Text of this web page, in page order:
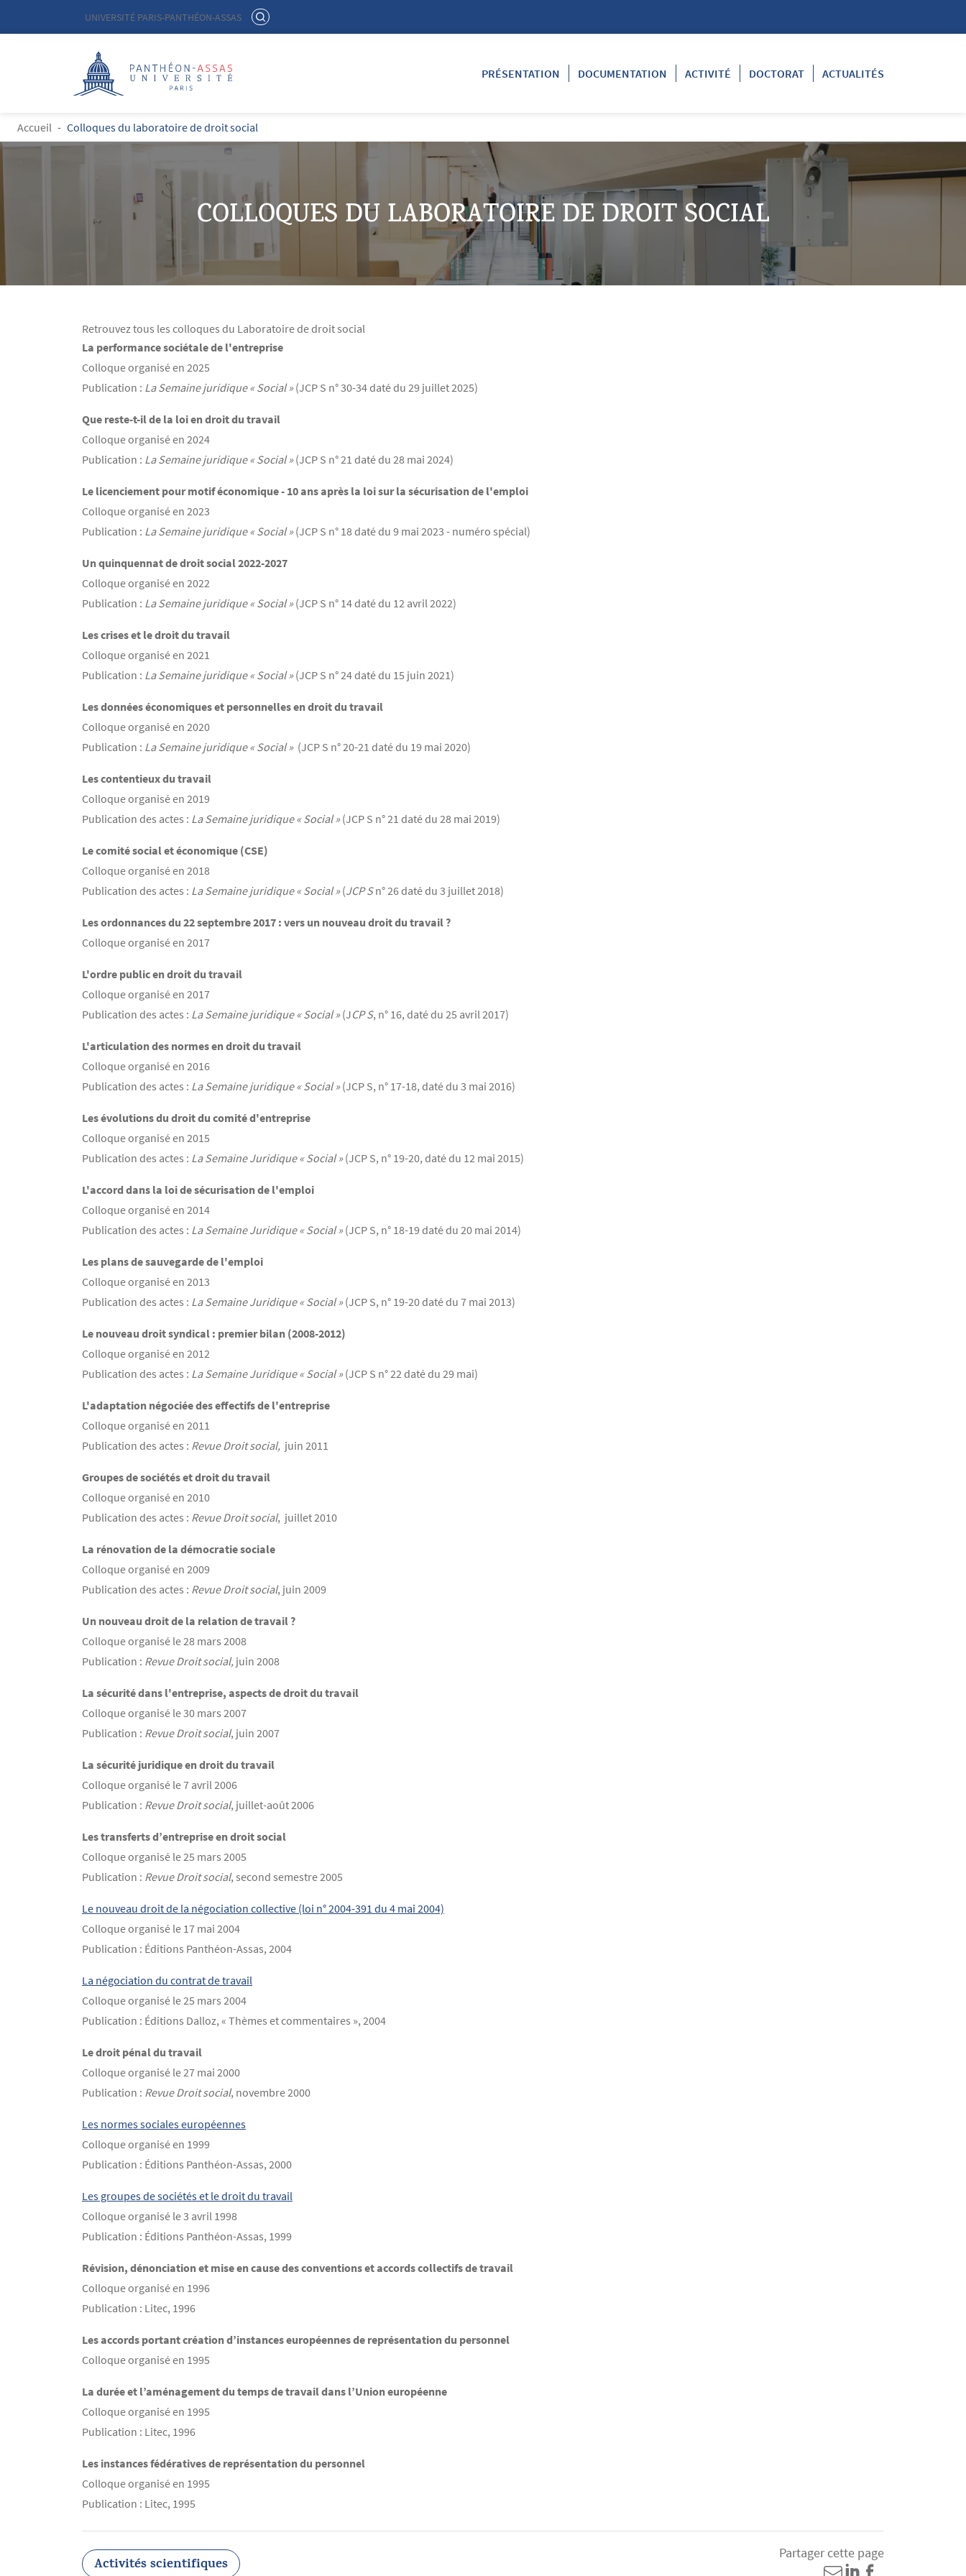
Aller au contenu principal
Menu liste site Custom EN
UNIVERSITÉ PARIS-PANTHÉON-ASSAS RECHERCHER
Logo
PRÉSENTATION
DOCUMENTATION ACTIVITÉ DOCTORAT ACTUALITÉS
FIL D'ARIANE
Accueil Colloques du laboratoire de droit social
COLLOQUES DU LABORATOIRE DE DROIT SOCIAL
Retrouvez tous les colloques du Laboratoire de droit social
Texte
La performance sociétale de l'entreprise
Colloque organisé en 2025
Publication : La Semaine juridique « Social »(JCP S n° 30-34 daté du 29 juillet 2025)
Que reste-t-il de la loi en droit du travail
Colloque organisé en 2024
Publication : La Semaine juridique « Social »(JCP S n° 21 daté du 28 mai 2024)
Le licenciement pour motif économique - 10 ans après la loi sur la sécurisation de l'emploi
Colloque organisé en 2023
Publication : La Semaine juridique « Social »(JCP S n° 18 daté du 9 mai 2023 - numéro spécial)
Un quinquennat de droit social 2022-2027
Colloque organisé en 2022
Publication : La Semaine juridique « Social »(JCP S n° 14 daté du 12 avril 2022)
Les crises et le droit du travail
Colloque organisé en 2021
Publication : La Semaine juridique « Social »(JCP S n° 24 daté du 15 juin 2021)
Les données économiques et personnelles en droit du travail
Colloque organisé en 2020
Publication : La Semaine juridique « Social » (JCP S n° 20-21 daté du 19 mai 2020)
Les contentieux du travail
Colloque organisé en 2019
Publication des actes : La Semaine juridique « Social »(JCP S n° 21 daté du 28 mai 2019)
Le comité social et économique (CSE)
Colloque organisé en 2018
Publication des actes : La Semaine juridique « Social »(JCP Sn° 26 daté du 3 juillet 2018)
Les ordonnances du 22 septembre 2017 : vers un nouveau droit du travail ?
Colloque organisé en 2017
L'ordre public en droit du travail
Colloque organisé en 2017
Publication des actes : La Semaine juridique « Social »(JCP S, n° 16, daté du 25 avril 2017)
L'articulation des normes en droit du travail
Colloque organisé en 2016
Publication des actes : La Semaine juridique « Social »(JCP S, n° 17-18, daté du 3 mai 2016)
Les évolutions du droit du comité d'entreprise
Colloque organisé en 2015
Publication des actes : La Semaine Juridique « Social »(JCP S, n° 19-20, daté du 12 mai 2015)
L'accord dans la loi de sécurisation de l'emploi
Colloque organisé en 2014
Publication des actes : La Semaine Juridique « Social »(JCP S, n° 18-19 daté du 20 mai 2014)
Les plans de sauvegarde de l'emploi
Colloque organisé en 2013
Publication des actes : La Semaine Juridique « Social »(JCP S, n° 19-20 daté du 7 mai 2013)
Le nouveau droit syndical : premier bilan (2008-2012)
Colloque organisé en 2012
Publication des actes : La Semaine Juridique « Social »(JCP S n° 22 daté du 29 mai)
L'adaptation négociée des effectifs de l'entreprise
Colloque organisé en 2011
Publication des actes : Revue Droit social, juin 2011
Groupes de sociétés et droit du travail
Colloque organisé en 2010
Publication des actes : Revue Droit social, juillet 2010
La rénovation de la démocratie sociale
Colloque organisé en 2009
Publication des actes : Revue Droit social, juin 2009
Un nouveau droit de la relation de travail ?
Colloque organisé le 28 mars 2008
Publication : Revue Droit social, juin 2008
La sécurité dans l'entreprise, aspects de droit du travail
Colloque organisé le 30 mars 2007
Publication : Revue Droit social, juin 2007
La sécurité juridique en droit du travail
Colloque organisé le 7 avril 2006
Publication : Revue Droit social, juillet-août 2006
Les transferts d’entreprise en droit social
Colloque organisé le 25 mars 2005
Publication : Revue Droit social, second semestre 2005
Le nouveau droit de la négociation collective (loi n° 2004-391 du 4 mai 2004)
Colloque organisé le 17 mai 2004
Publication : Éditions Panthéon-Assas, 2004
La négociation du contrat de travail
Colloque organisé le 25 mars 2004
Publication : Éditions Dalloz, « Thèmes et commentaires », 2004
Le droit pénal du travail
Colloque organisé le 27 mai 2000
Publication : Revue Droit social, novembre 2000
Les normes sociales européennes
Colloque organisé en 1999
Publication : Éditions Panthéon-Assas, 2000
Les groupes de sociétés et le droit du travail
Colloque organisé le 3 avril 1998
Publication : Éditions Panthéon-Assas, 1999
Révision, dénonciation et mise en cause des conventions et accords collectifs de travail
Colloque organisé en 1996
Publication : Litec, 1996
Les accords portant création d’instances européennes de représentation du personnel
Colloque organisé en 1995
La durée et l’aménagement du temps de travail dans l’Union européenne
Colloque organisé en 1995
Publication : Litec, 1996
Les instances fédératives de représentation du personnel
Colloque organisé en 1995
Publication : Litec, 1995
Activités scientifiques
Partager cette page